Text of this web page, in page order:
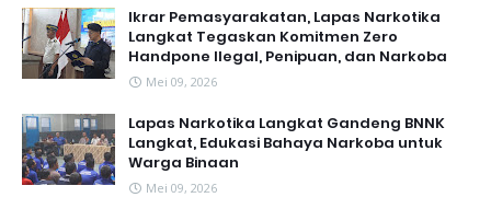
Ikrar Pemasyarakatan, Lapas Narkotika
Langkat Tegaskan Komitmen Zero
Handpone llegal, Penipuan, dan Narkoba
Mei 09, 2026
Lapas Narkotika Langkat Gandeng BNNK
Langkat, Edukasi Bahaya Narkoba untuk
Warga Binaan
Mei 09, 2026